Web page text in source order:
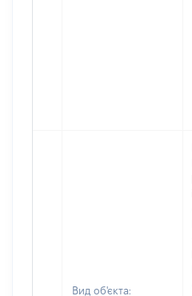
Вид об'єкта: